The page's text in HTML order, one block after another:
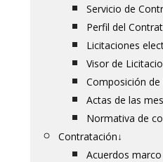
Servicio de
Perfil del
Licitaciones
Visor de
Composición
Actas de las
Normativa de
Contratación↓
Acuerdos